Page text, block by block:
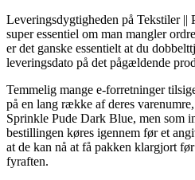
Leveringsdygtigheden på Tekstiler ||
super essentiel om man mangler
er det ganske essentielt at du
leveringsdato på det pågældende
Temmelig mange e-forretninger
på en lang række af deres
Sprinkle Pude Dark Blue, men som
bestillingen køres igennem før et
at de kan nå at få pakken klargjort
fyraften.